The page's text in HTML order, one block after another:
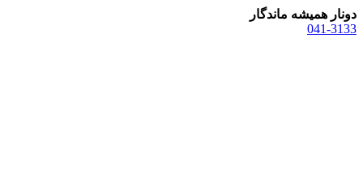
دونار همیشه ماندگار
041-3133